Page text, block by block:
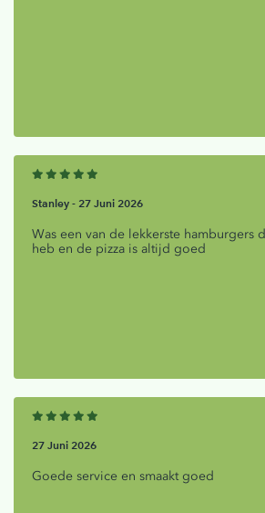
Stanley - 27 Juni 2026
Was een van de lekkerste hamburgers
heb en de pizza is altijd goed
27 Juni 2026
Goede service en smaakt goed